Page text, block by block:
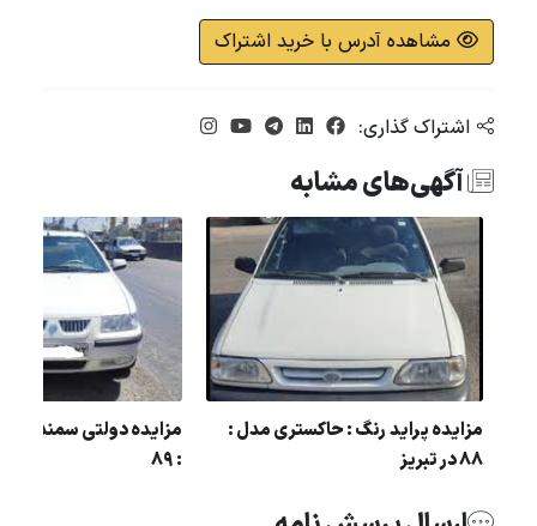
مشاهده آدرس با خرید اشتراک
اشتراک گذاری:
آگهی‌های مشابه
مزایده دولتی سمند
: 89
مزایده پراید رنگ : حاکستری مدل :
88 در تبریز